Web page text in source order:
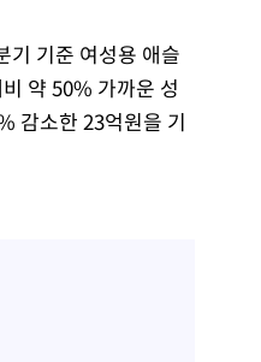
기 기준 여성용 애슬
약 50% 가까운 성
감소한 23억원을 기